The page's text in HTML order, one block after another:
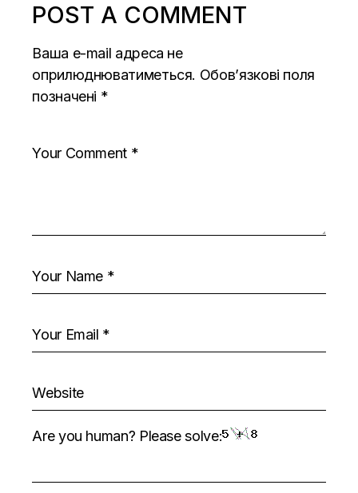
POST A COMMENT
Ваша e-mail адреса не
оприлюднюватиметься. Обов’язкові поля
позначені *
Are you human? Please solve: